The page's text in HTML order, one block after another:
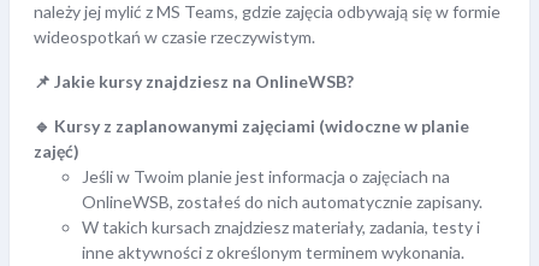
należy jej mylić z MS Teams, gdzie zajęcia odbywają się w formie
wideospotkań w czasie rzeczywistym.
📌 Jakie kursy znajdziesz na OnlineWSB?
🔹 Kursy z zaplanowanymi zajęciami (widoczne w planie
zajęć)
Jeśli w Twoim planie jest informacja o zajęciach na
OnlineWSB, zostałeś do nich automatycznie zapisany.
W takich kursach znajdziesz materiały, zadania, testy i
inne aktywności z określonym terminem wykonania.